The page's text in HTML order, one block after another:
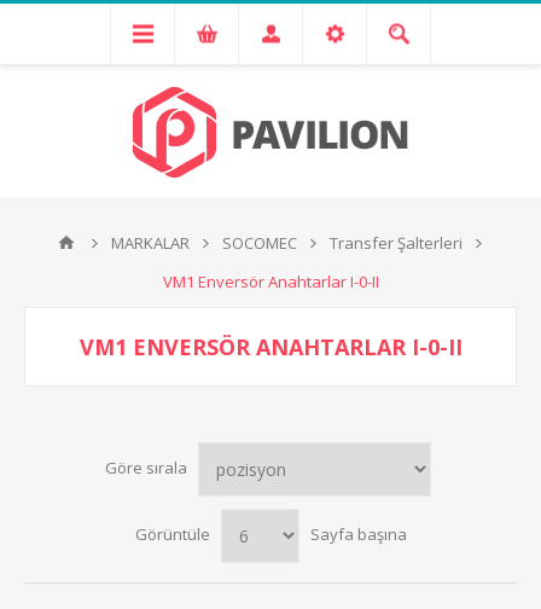
MARKALAR SOCOMEC
Transfer Şalterleri
VM1 Enversör Anahtarlar I-0-II
VM1 ENVERSÖR ANAHTARLAR I-0-II
Göre sırala
Görüntüle Sayfa başına